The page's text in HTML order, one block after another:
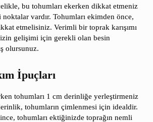
bu tohumları ekerken dikkat etmeniz
noktalar vardır. Tohumları ekimden önce,
etmelisiniz. Verimli bir toprak karışımı
gelişimi için gerekli olan besin
olursunuz.
İpuçları
tohumları 1 cm derinliğe yerleştirmeniz
tohumların çimlenmesi için idealdir.
tohumları ektiğinizde toprağın nemli